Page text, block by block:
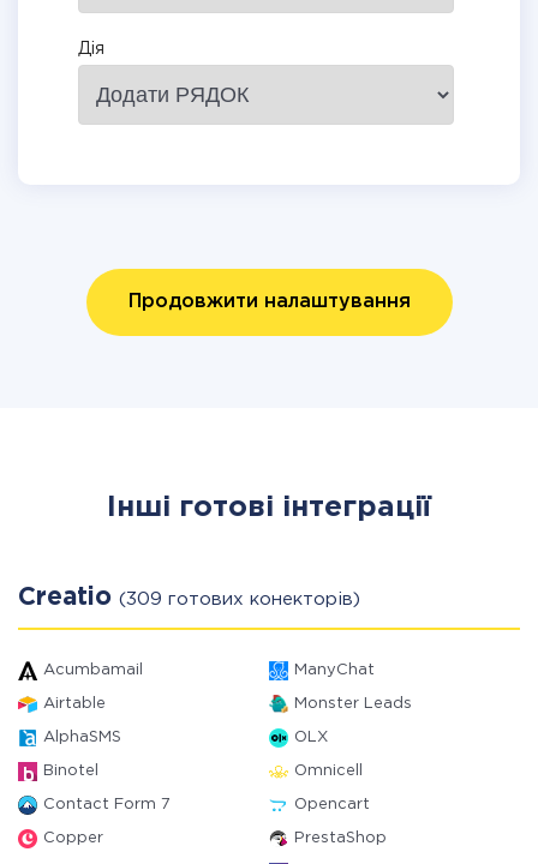
Дія
Продовжити налаштування
Інші готові інтеграції
Creatio (309 готових конекторів)
Acumbamail ManyChat
Airtable Monster Leads
AlphaSMS OLX
Binotel Omnicell
Contact Form 7 Opencart
Copper PrestaShop